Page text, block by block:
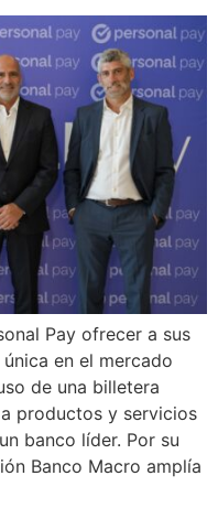
Pay ofrecer a sus
en el mercado
de una billetera
productos y servicios
banco líder. Por su
Banco Macro amplía